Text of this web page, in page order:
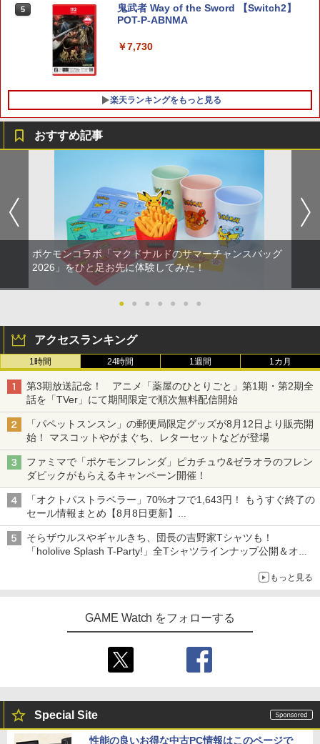
y』Blu-ray（特装限定版）
5
鬼武者 Way of the Sword 【Switch2】
POT-P-ABNMA
￥7,730
楽天ランキングをもっと見る
シティーズ：スカイライン リマスター
ジャパン・スペシャル・エディション
￥5,591
RIDE 6
￥5,901
3
【特典】ファイナルファンタジー レゾナ
かけだし騎士の応援パック・かけだし騎
士のスタートダッシュパック)
￥6,526
【特典】MARVEL Tōkon: Fighting So
uls(【早期購入封入特典】ロビーのアイ
テムセット)
￥6,782
【特典】トゥームレイダー：レガシー・
バイバー(仮)」（ゲーム内コンテンツ）)
￥7,012
PS Vita 2000 アナログスティック・スラ
イドパッド修理用基板 部品 パーツ L R
互換 黒 ブラック オリジナルウエス スラ
イドパッド
￥750
team Deck OLED / LCD フィルム 保護
フィルム ガラスフィルム 本体 保護 フィ
チームデック OLED スチームデック LC
D ガイド枠 指紋防止
￥998
3
Nintendo Switch2 専用 スリムハードポ
ーチ 収納ケース ハードケース ポーチ 収
納バッグ 耐衝撃 スイッチ2 キャリングケ
ース 軽量 ◇ALW-PU-001
￥1,680
4
[Switch 2] ぽこ あ ポケモン エキスパン
ションパス（ダウンロード版）※3,200
ポイントまでご利用可
レトロフリーク レッド×ホワイト ( レト
ロゲーム互換機 )（ コントローラーアダ
プターセット ）CY-RF-RW HDMI出力 ど
こでもセーブ 互換機種 FC SFC SNES G
【中古】おそ松さん 第五松（初回生産
限定版 Blu-ray DISC）/Blu−ray Dis
c/EYXA-10744
￥272
猫物語 黒 つばさファミリー 上・下 セッ
【Blu-ray】
3
【中古】【Blu−ray】ファイナルファン
タジーVII アドベントチルドレン コン
プリート 初回限定版 PS3版「ファイ
ナルファンタジーXIII」体験版・スリー
ブケース付 / アニメ
￥540
【中古】うどんの国の金色毛鞠 第一巻/
Blu−ray Disc/VPXY-71489
￥749
y】/アニメーション[Blu-ray]【返品種別
A】
￥4,400
おすすめ記事
ポケモンコラボ「マクドナルドのサマーチャンスバッグ
2026」をひと足お先に体験してみた！
● ● ● ● ● ● ●
アクセスランキング
1時間 24時間 1週間 1カ月
第3期放送記念！ アニメ「薬屋のひとりごと」第1期・第2期全
話を「TVer」にて期間限定で順次無料配信開始
「パペットスンスン」の郵便局限定グッズが8月12日より販売開
始！ マスコットやがまぐち、レターセットなどが登場
ファミマで「ポケモンフレンダ」ピカチュウ&ゼラオラのフレン
ダピックがもらえるキャンペーン開催！
「オクトパストラベラー」70%オフで1,643円！ もうすぐ終了の
セール情報まとめ【8月8日更新】
ニンテンドーeショップでは「大神 絶景版」が67%オフで990円
そらザウルスやギャルきち、団長の吉野家Tシャツも！
「hololive Splash T-Party!」全Tシャツラインナップ公開＆オン
もっと見る
GAME Watch をフォローする
Special Site
性能の良いお得な中古PC情報はこのページで